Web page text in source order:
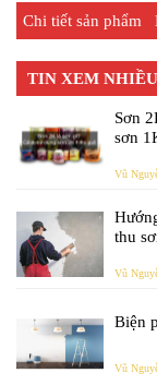
Chi tiết sản phẩm
TIN XEM NHIỀU
Sơn
sơn
Vũ
thu
Vũ
Biện
Vũ